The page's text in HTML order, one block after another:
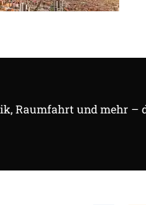
Raumfahrt und mehr –